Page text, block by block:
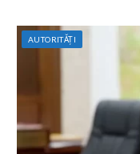
AUTORITĂȚI